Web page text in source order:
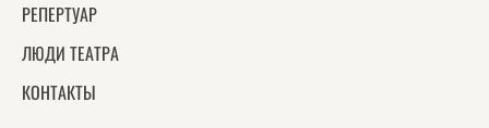
РЕПЕРТУАР
ЛЮДИ ТЕАТРА
КОНТАКТЫ